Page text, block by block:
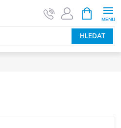
HLEDAT
NÁKUPNÍ
KOŠÍK